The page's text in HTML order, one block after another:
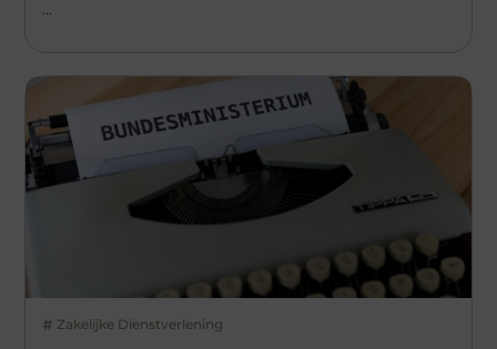
Zakelijke Dienstverlening